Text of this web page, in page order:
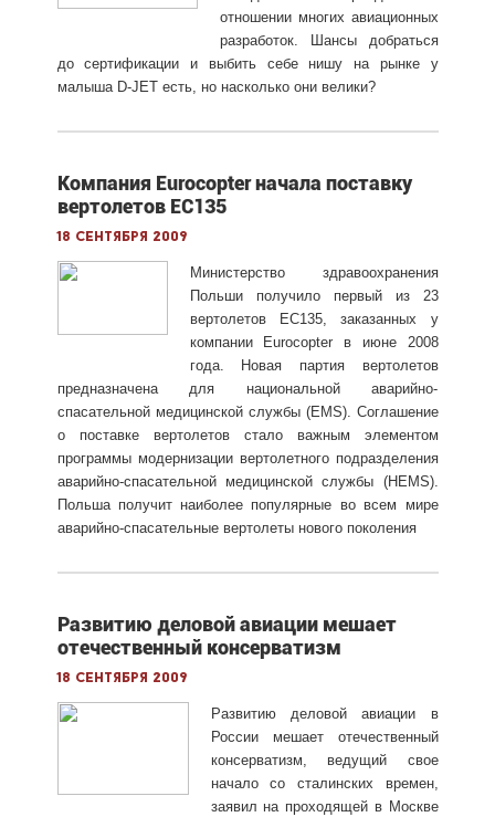
отношении многих авиационных
разработок. Шансы добраться
до сертификации и выбить себе нишу на рынке у
малыша D-JET есть, но насколько они велики?
Компания Eurocopter начала поставку
вертолетов EC135
18 сентября 2009
Министерство здравоохранения
Польши получило первый из 23
вертолетов ЕС135, заказанных у
компании Eurocopter в июне 2008
года. Новая партия вертолетов
предназначена для национальной аварийно-
спасательной медицинской службы (EMS). Соглашение
о поставке вертолетов стало важным элементом
программы модернизации вертолетного подразделения
аварийно-спасательной медицинской службы (HEMS).
Польша получит наиболее популярные во всем мире
аварийно-спасательные вертолеты нового поколения
Развитию деловой авиации мешает
отечественный консерватизм
18 сентября 2009
Развитию деловой авиации в
России мешает отечественный
консерватизм, ведущий свое
начало со сталинских времен,
заявил на проходящей в Москве